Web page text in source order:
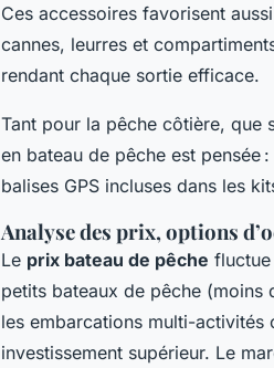
Ces accessoires favorisent
cannes, leurres et
rendant chaque sortie efficace.
Tant pour la pêche côtière, que
en bateau de pêche est pensée
balises GPS incluses dans les
Analyse des prix, options
Le prix bateau de pêche
petits bateaux de pêche (moins
les embarcations multi-activités
investissement supérieur. Le